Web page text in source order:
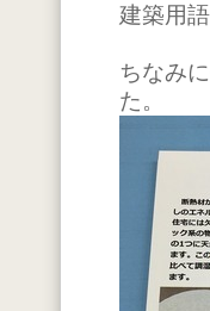
建築用
ちなみ
た。